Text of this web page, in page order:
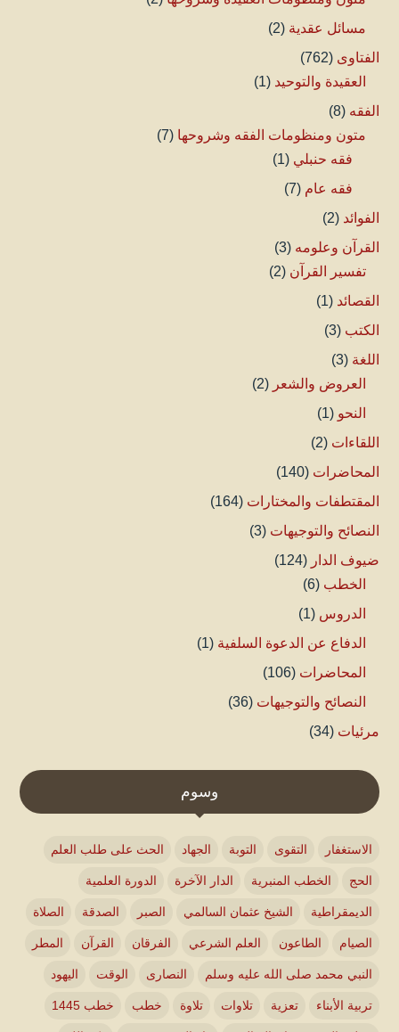
مسائل عقدية (2)
الفتاوى (762)
العقيدة والتوحيد (1)
الفقه (8)
متون ومنظومات الفقه وشروحها (7)
فقه حنبلي (1)
فقه عام (7)
الفوائد (2)
القرآن وعلومه (3)
تفسير القرآن (2)
القصائد (1)
الكتب (3)
اللغة (3)
العروض والشعر (2)
النحو (1)
اللقاءات (2)
المحاضرات (140)
المقتطفات والمختارات (164)
النصائح والتوجيهات (3)
ضيوف الدار (124)
الخطب (6)
الدروس (1)
الدفاع عن الدعوة السلفية (1)
المحاضرات (106)
النصائح والتوجيهات (36)
مرئيات (34)
وسوم
الاستغفار التقوى التوبة الجهاد الحث على طلب العلم
الحج الخطب المنبرية الدار الآخرة الدورة العلمية
الديمقراطية الشيخ عثمان السالمي الصبر الصدقة الصلاة
الصيام الطاعون العلم الشرعي الفرقان القرآن المطر
النبي محمد صلى الله عليه وسلم النصارى الوقت اليهود
تربية الأبناء تعزية تلاوات تلاوة خطب خطب 1445